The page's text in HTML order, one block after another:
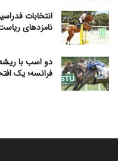
انتخابات
نامزدهای ریاست از ۲۲
دو اسب با ریشه
فرانسه؛ یک